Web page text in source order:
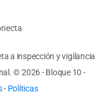
a inspección y vigilancia
© 2026 - Bloque 10 -
- Políticas